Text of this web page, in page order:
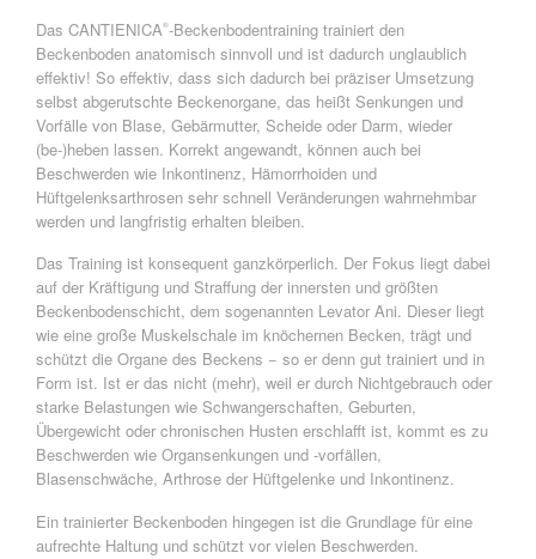
Das CANTIENICA®-Beckenbodentraining trainiert den
Beckenboden anatomisch sinnvoll und ist dadurch unglaublich
effektiv! So effektiv, dass sich dadurch bei präziser Umsetzung
selbst abgerutschte Beckenorgane, das heißt Senkungen und
Vorfälle von Blase, Gebärmutter, Scheide oder Darm, wieder
(be-)heben lassen. Korrekt angewandt, können auch bei
Beschwerden wie Inkontinenz, Hämorrhoiden und
Hüftgelenksarthrosen sehr schnell Veränderungen wahrnehmbar
werden und langfristig erhalten bleiben.
Das Training ist konsequent ganzkörperlich. Der Fokus liegt dabei
auf der Kräftigung und Straffung der innersten und größten
Beckenbodenschicht, dem sogenannten Levator Ani. Dieser liegt
wie eine große Muskelschale im knöchernen Becken, trägt und
schützt die Organe des Beckens − so er denn gut trainiert und in
Form ist. Ist er das nicht (mehr), weil er durch Nichtgebrauch oder
starke Belastungen wie Schwangerschaften, Geburten,
Übergewicht oder chronischen Husten erschlafft ist, kommt es zu
Beschwerden wie Organsenkungen und -vorfällen,
Blasenschwäche, Arthrose der Hüftgelenke und Inkontinenz.
Ein trainierter Beckenboden hingegen ist die Grundlage für eine
aufrechte Haltung und schützt vor vielen Beschwerden.